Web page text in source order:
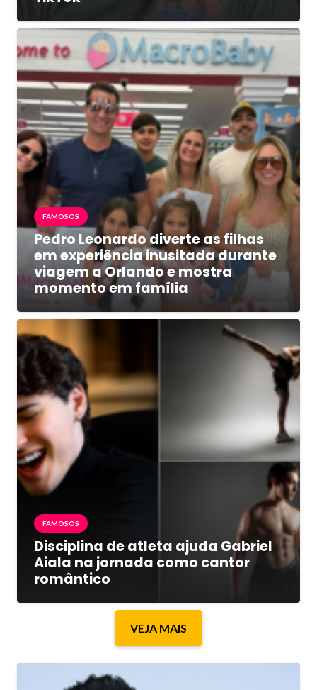
FAMOSOS
Pedro Leonardo diverte as filhas
em experiência inusitada durante
viagem a Orlando e mostra
momento em família
FAMOSOS
Disciplina de atleta ajuda Gabriel
Aiala na jornada como cantor
romântico
VEJA MAIS